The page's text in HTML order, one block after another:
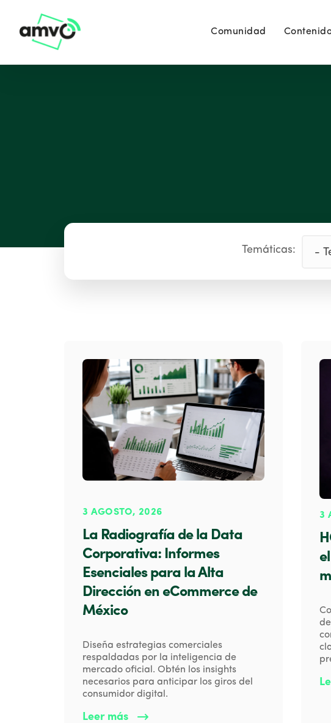
Comunidad
Temáticas:
3 AGOSTO, 2026
La Radiografía de la Data
Corporativa: Informes
Esenciales para la Alta
Dirección en eCommerce de
México
Diseña estrategias comerciales
respaldadas por la inteligencia de
mercado oficial. Obtén los insights
necesarios para anticipar los giros del
consumidor digital.
Leer más
3